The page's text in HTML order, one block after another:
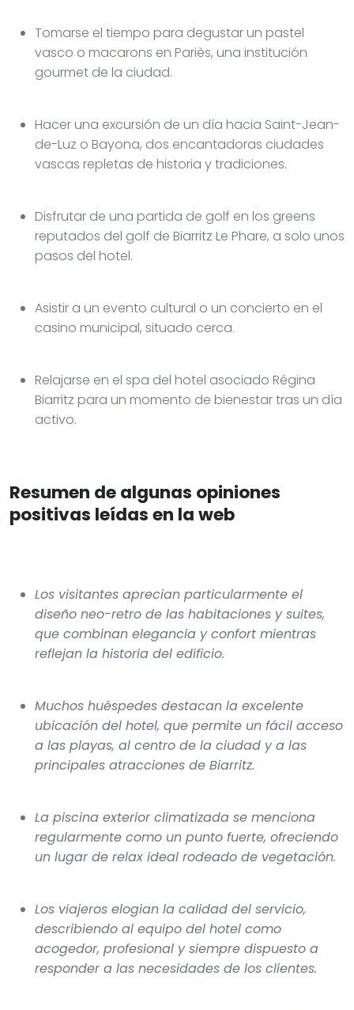
Tomarse el tiempo para degustar un pastel
vasco o macarons en Pariès, una institución
gourmet de la ciudad.
Hacer una excursión de un día hacia Saint-Jean-
de-Luz o Bayona, dos encantadoras ciudades
vascas repletas de historia y tradiciones.
Disfrutar de una partida de golf en los greens
reputados del golf de Biarritz Le Phare, a solo unos
pasos del hotel.
Asistir a un evento cultural o un concierto en el
casino municipal, situado cerca.
Relajarse en el spa del hotel asociado Régina
Biarritz para un momento de bienestar tras un día
activo.
Resumen de algunas opiniones
positivas leídas en la web
Los visitantes aprecian particularmente el
diseño neo-retro de las habitaciones y suites,
que combinan elegancia y confort mientras
reflejan la historia del edificio.
Muchos huéspedes destacan la excelente
ubicación del hotel, que permite un fácil acceso
a las playas, al centro de la ciudad y a las
principales atracciones de Biarritz.
La piscina exterior climatizada se menciona
regularmente como un punto fuerte, ofreciendo
un lugar de relax ideal rodeado de vegetación.
Los viajeros elogian la calidad del servicio,
describiendo al equipo del hotel como
acogedor, profesional y siempre dispuesto a
responder a las necesidades de los clientes.